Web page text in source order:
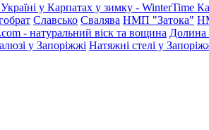
у Карпатах у зимку - WinterTime
Славсько Свалява НМП "Затока"
- натуральний віск та вощина Долина
у Запоріжжі Натяжні стелі у